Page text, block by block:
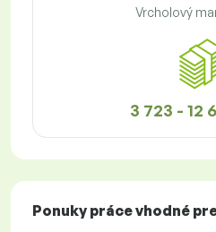
Vrcholový
3 723 - 12
Ponuky prácevhodné